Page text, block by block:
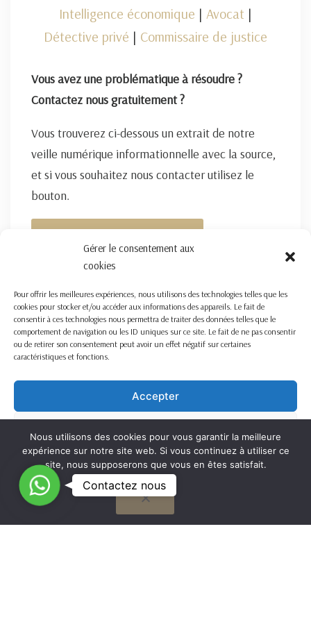
Gérer le consentement aux
cookies
Pour offrir les meilleures expériences, nous utilisons des technologies telles que les
cookies pour stocker et/ou accéder aux informations des appareils. Le fait de
consentir à ces technologies nous permettra de traiter des données telles que le
comportement de navigation ou les ID uniques sur ce site. Le fait de ne pas consentir
ou de retirer son consentement peut avoir un effet négatif sur certaines
caractéristiques et fonctions.
Accepter
Voir les préférences
Cookie Policy
Intelligence économique | Avocat |
Détective privé | Commissaire de justice
Vous avez une problématique à résoudre ?
Contactez nous gratuitement ?
Vous trouverez ci-dessous un extrait de notre
veille numérique informationnelle avec la source,
et si vous souhaitez nous contacter utilisez le
bouton.
Nous utilisons des cookies pour vous garantir la meilleure
expérience sur notre site web. Si vous continuez à utiliser ce
site, nous supposerons que vous en êtes satisfait.
OK
C
o
n
Contactez nous